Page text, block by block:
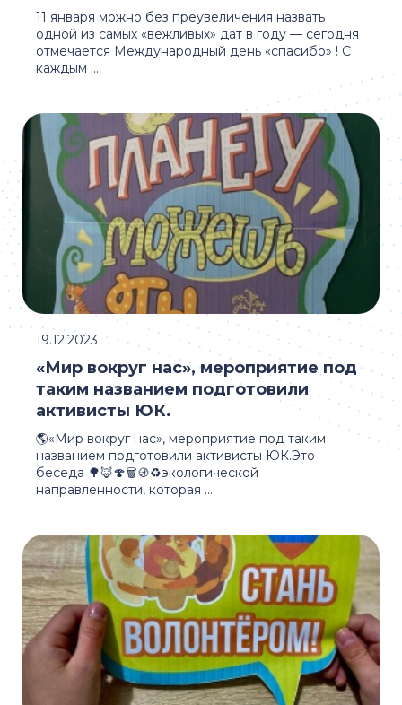
11 января можно без преувеличения назвать
одной из самых «вежливых» дат в году — сегодня
отмечается Международный день «спасибо» ! С
каждым ...
🌎«Мир вокруг нас», мероприятие под таким
названием подготовили активисты ЮК.Это
беседа 🌳🦊🍄🗑️🚯♻️экологической
направленности, которая ...
«Мир вокруг нас», мероприятие под
таким названием подготовили
активисты ЮК.
19.12.2023